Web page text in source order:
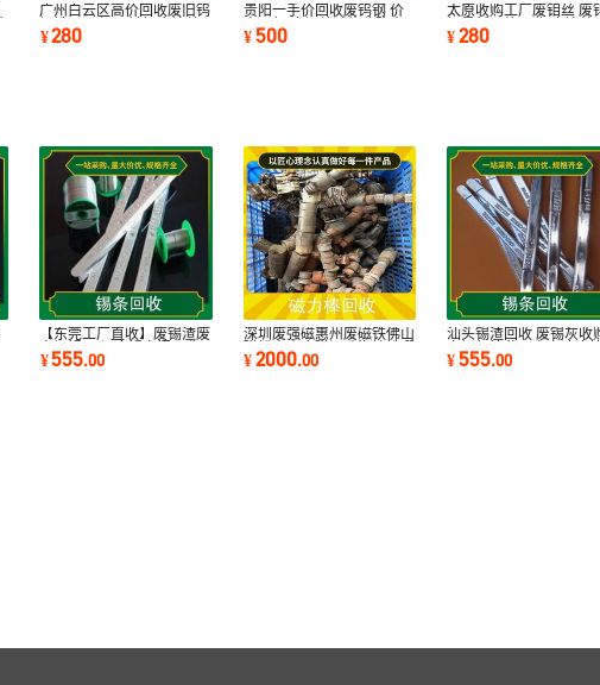
广州白云区高价回收废旧钨
钢铣刀 天河区镀铝废钨丝
回收
¥280
贵阳一手价回收废钨钢 价
高同行 废钼丝诚信收购商
¥500
太原收购工厂废钼丝 废
钢最新价格回收 废钨丝
收公司
¥280
【东莞工厂直收】废锡渣废
含银锡 一切废锡上门回收
【现金交易】
¥555.00
深圳废强磁惠州废磁铁佛山
磁粉中山废磁泥珠海钕铁硼
料皮高价收购
¥2000.00
汕头锡渣回收 废锡灰收
市场行情荣万商家速度
¥555.00